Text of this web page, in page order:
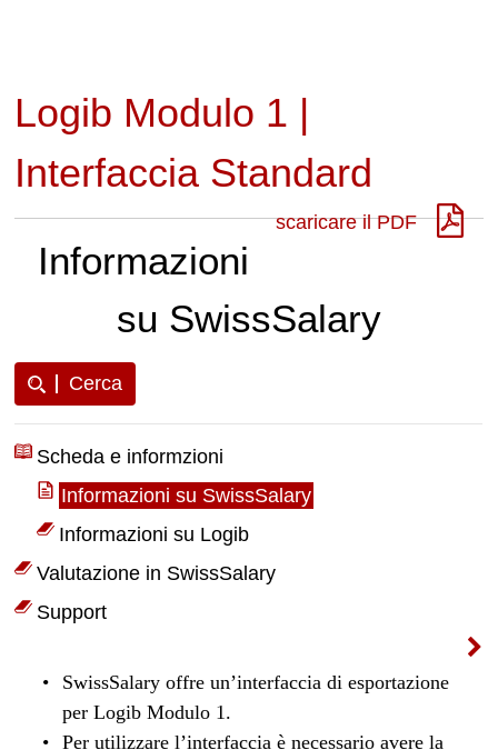
Logib Modulo 1 |
Interfaccia Standard
scaricare il PDF
Informazioni
su SwissSalary